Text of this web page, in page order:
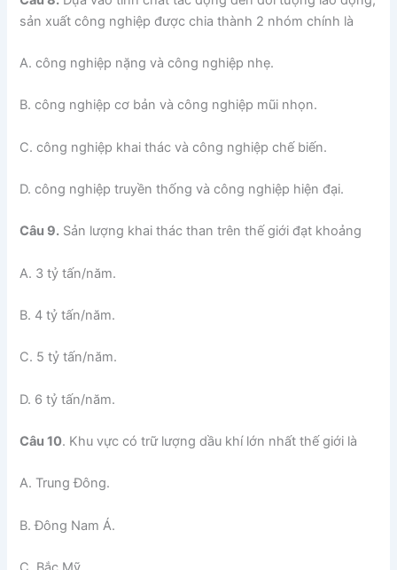
sản xuất công nghiệp được chia thành 2 nhóm chính là
A. công nghiệp nặng và công nghiệp nhẹ.
B. công nghiệp cơ bản và công nghiệp mũi nhọn.
C. công nghiệp khai thác và công nghiệp chế biến.
D. công nghiệp truyền thống và công nghiệp hiện đại.
Câu 9. Sản lượng khai thác than trên thế giới đạt khoảng
A. 3 tỷ tấn/năm.
B. 4 tỷ tấn/năm.
C. 5 tỷ tấn/năm.
D. 6 tỷ tấn/năm.
Câu 10. Khu vực có trữ lượng dầu khí lớn nhất thế giới là
A. Trung Đông.
B. Đông Nam Á.